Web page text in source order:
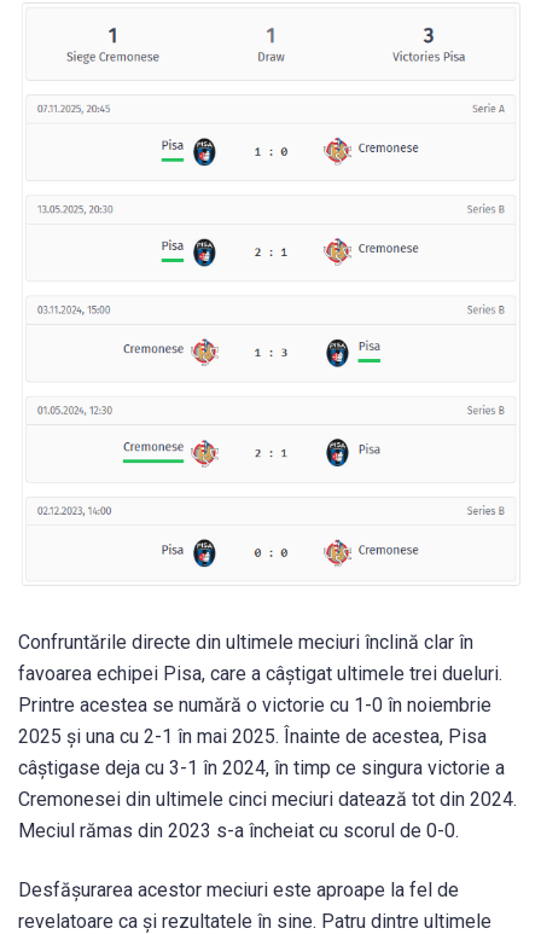
Confruntările directe din ultimele meciuri înclină clar în
favoarea echipei Pisa, care a câștigat ultimele trei dueluri.
Printre acestea se numără o victorie cu 1-0 în noiembrie
2025 și una cu 2-1 în mai 2025. Înainte de acestea, Pisa
câștigase deja cu 3-1 în 2024, în timp ce singura victorie a
Cremonesei din ultimele cinci meciuri datează tot din 2024.
Meciul rămas din 2023 s-a încheiat cu scorul de 0-0.
Desfășurarea acestor meciuri este aproape la fel de
revelatoare ca și rezultatele în sine. Patru dintre ultimele